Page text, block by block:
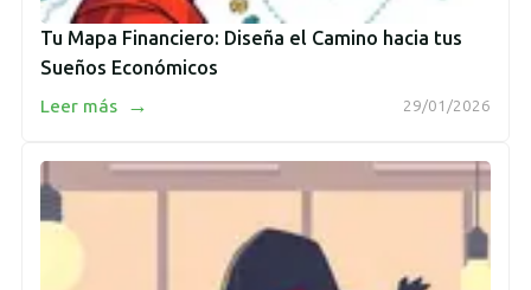
Tu Mapa Financiero: Diseña el Camino hacia tus
Sueños Económicos
29/01/2026
Leer más →